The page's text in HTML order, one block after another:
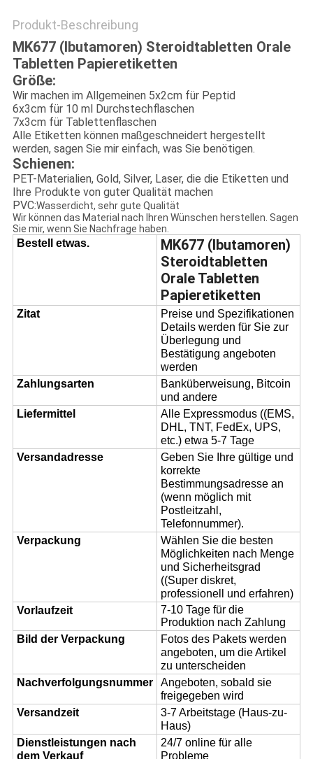
Produkt-Beschreibung
MK677 (Ibutamoren) Steroidtabletten Orale
Tabletten Papieretiketten
Größe:
Wir machen im Allgemeinen 5x2cm für Peptid
6x3cm für 10 ml Durchstechflaschen
7x3cm für Tablettenflaschen
Alle Etiketten können maßgeschneidert hergestellt
werden, sagen Sie mir einfach, was Sie benötigen.
Schienen:
PET-Materialien, Gold, Silver, Laser, die die Etiketten und
Ihre Produkte von guter Qualität machen
PVC:Wasserdicht, sehr gute Qualität
Wir können das Material nach Ihren Wünschen herstellen. Sagen
Sie mir, wenn Sie Nachfrage haben.
Bestell etwas.
MK677 (Ibutamoren)
Steroidtabletten
Orale Tabletten
Papieretiketten
Zitat
Preise und Spezifikationen
Details werden für Sie zur
Überlegung und
Bestätigung angeboten
werden
Zahlungsarten
Banküberweisung, Bitcoin
und andere
Liefermittel
Alle Expressmodus ((EMS,
DHL, TNT, FedEx, UPS,
etc.) etwa 5-7 Tage
Versandadresse
Geben Sie Ihre gültige und
korrekte
Bestimmungsadresse an
(wenn möglich mit
Postleitzahl,
Telefonnummer).
Verpackung
Wählen Sie die besten
Möglichkeiten nach Menge
und Sicherheitsgrad
((Super diskret,
professionell und erfahren)
Vorlaufzeit
7-10 Tage für die
Produktion nach Zahlung
Bild der Verpackung
Fotos des Pakets werden
angeboten, um die Artikel
zu unterscheiden
Nachverfolgungsnummer
Angeboten, sobald sie
freigegeben wird
Versandzeit
3-7 Arbeitstage (Haus-zu-
Haus)
Dienstleistungen nach
dem Verkauf
24/7 online für alle
Probleme